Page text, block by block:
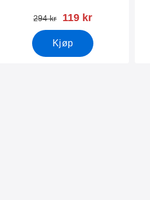
gammel pris
294 kr ny pris
119 kr
Kjøp